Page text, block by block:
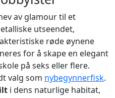
av glamour til et
utseendet,
røde øynene
for å skape en elegant
på seks eller flere.
valg som nybegynnerfisk.
i dens naturlige habitat,